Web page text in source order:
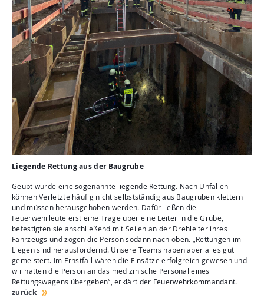
Liegende Rettung aus der Baugrube
Geübt wurde eine sogenannte liegende Rettung. Nach Unfällen
können Verletzte häufig nicht selbstständig aus Baugruben klettern
und müssen herausgehoben werden. Dafür ließen die
Feuerwehrleute erst eine Trage über eine Leiter in die Grube,
befestigten sie anschließend mit Seilen an der Drehleiter ihres
Fahrzeugs und zogen die Person sodann nach oben. „Rettungen im
Liegen sind herausfordernd. Unsere Teams haben aber alles gut
gemeistert. Im Ernstfall wären die Einsätze erfolgreich gewesen und
wir hätten die Person an das medizinische Personal eines
Rettungswagens übergeben“, erklärt der Feuerwehrkommandant.
zurück